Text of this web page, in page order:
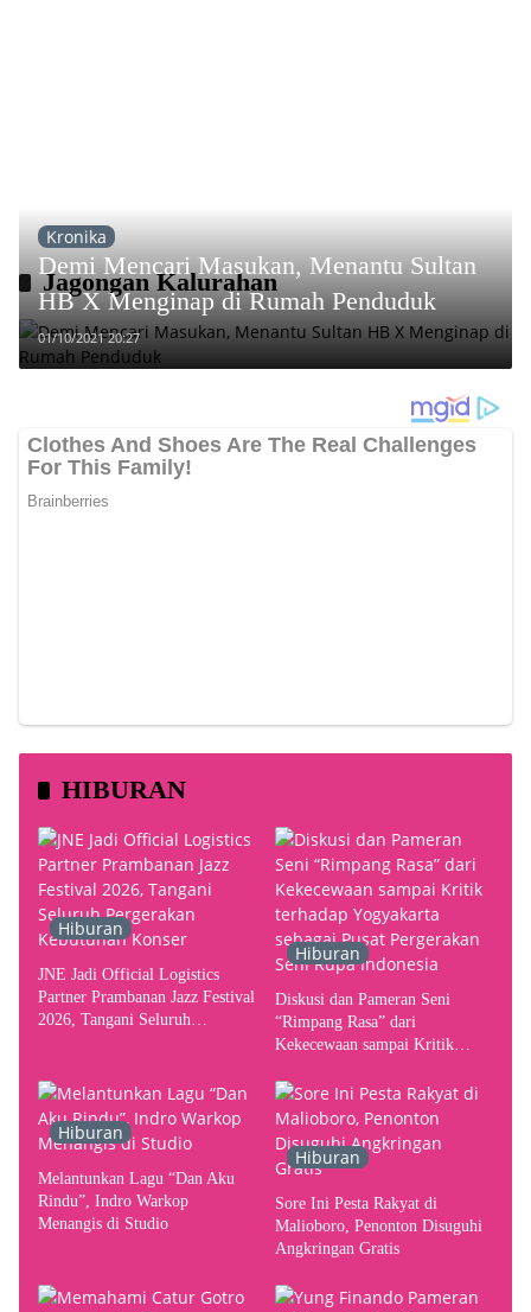
Jagongan Kalurahan
Kronika
Demi Mencari Masukan, Menantu Sultan
HB X Menginap di Rumah Penduduk
01/10/2021 20:27
HIBURAN
Hiburan
JNE Jadi Official Logistics
Partner Prambanan Jazz Festival
2026, Tangani Seluruh
Hiburan
Diskusi dan Pameran Seni
“Rimpang Rasa” dari
Kekecewaan sampai Kritik
Pusat Pergerakan Seni Rupa
Indonesia
Hiburan
Melantunkan Lagu “Dan Aku
Rindu”, Indro Warkop
Menangis di Studio
Hiburan
Sore Ini Pesta Rakyat di
Malioboro, Penonton Disuguhi
Angkringan Gratis